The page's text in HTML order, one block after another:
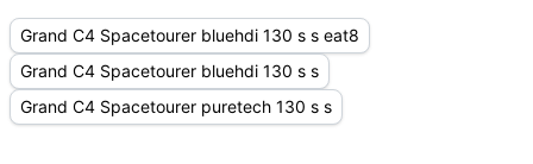
Grand C4 Spacetourer bluehdi 130 s s eat8
Grand C4 Spacetourer bluehdi 130 s s
Grand C4 Spacetourer puretech 130 s s